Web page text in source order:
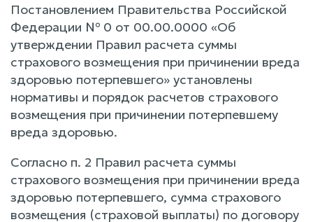
Постановлением Правительства Российской
Федерации № 0 от 00.00.0000 «Об
утверждении Правил расчета суммы
страхового возмещения при причинении вреда
здоровью потерпевшего» установлены
нормативы и порядок расчетов страхового
возмещения при причинении потерпевшему
вреда здоровью.
Согласно п. 2 Правил расчета суммы
страхового возмещения при причинении вреда
здоровью потерпевшего, сумма страхового
возмещения (страховой выплаты) по договору